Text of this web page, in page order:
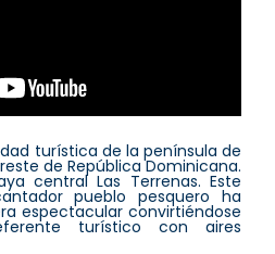
turística de la península de
de República Dominicana.
central Las Terrenas. Este
pueblo pesquero ha
espectacular convirtiéndose
turístico con aires